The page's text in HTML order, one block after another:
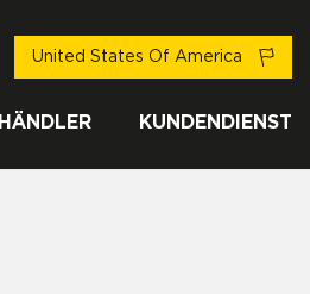
HÄNDLER KUNDENDIENST
United States Of America